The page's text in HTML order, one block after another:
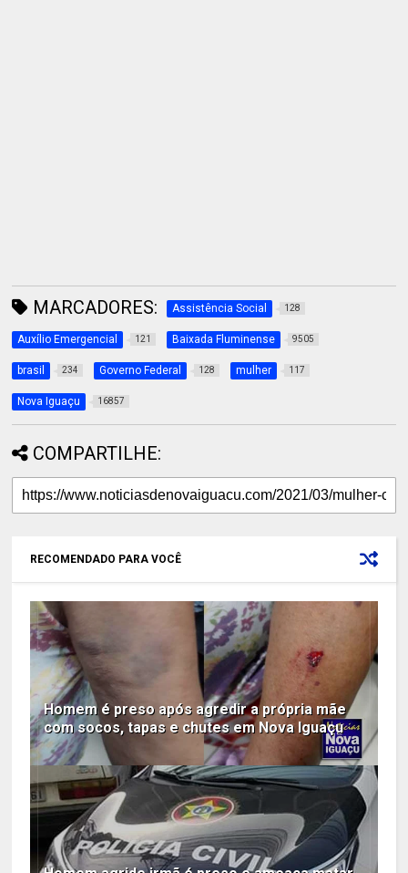
MARCADORES: Assistência Social 128
Auxílio Emergencial 121 Baixada Fluminense 9505
brasil 234 Governo Federal 128 mulher 117
Nova Iguaçu 16857
COMPARTILHE:
RECOMENDADO PARA VOCÊ
Homem é preso após agredir a própria mãe
com socos, tapas e chutes em Nova Iguaçu